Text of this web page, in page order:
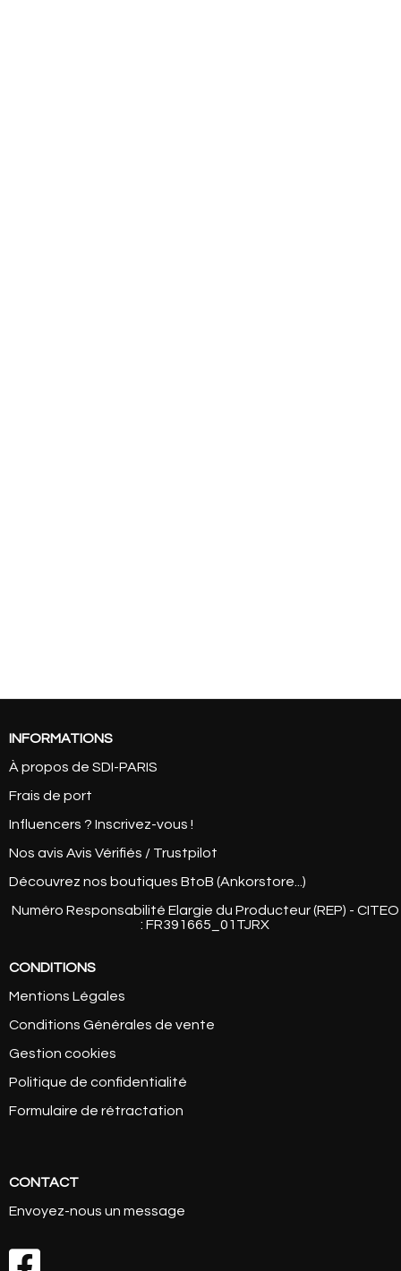
INFORMATIONS
À propos de SDI-PARIS
Frais de port
Influencers ? Inscrivez-vous !
Nos avis Avis Vérifiés / Trustpilot
Découvrez nos boutiques BtoB (Ankorstore...)
Numéro Responsabilité Elargie du Producteur (REP) - CITEO
: FR391665_01TJRX
CONDITIONS
Mentions Légales
Conditions Générales de vente
Gestion cookies
Politique de confidentialité
Formulaire de rétractation
CONTACT
Envoyez-nous un message